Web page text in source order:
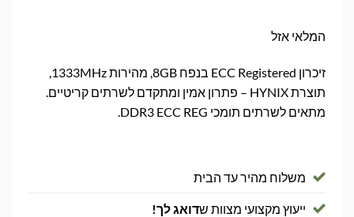
המלאי אזל
תוצרת HYNIX – פתרון אמין ומתקדם לשרתים קריטיים.
מתאים לשרתים תומכי DDR3 ECC REG.
משלוח מהיר עד הבית
ייעוץ מקצועי מצוות שדואג לך!